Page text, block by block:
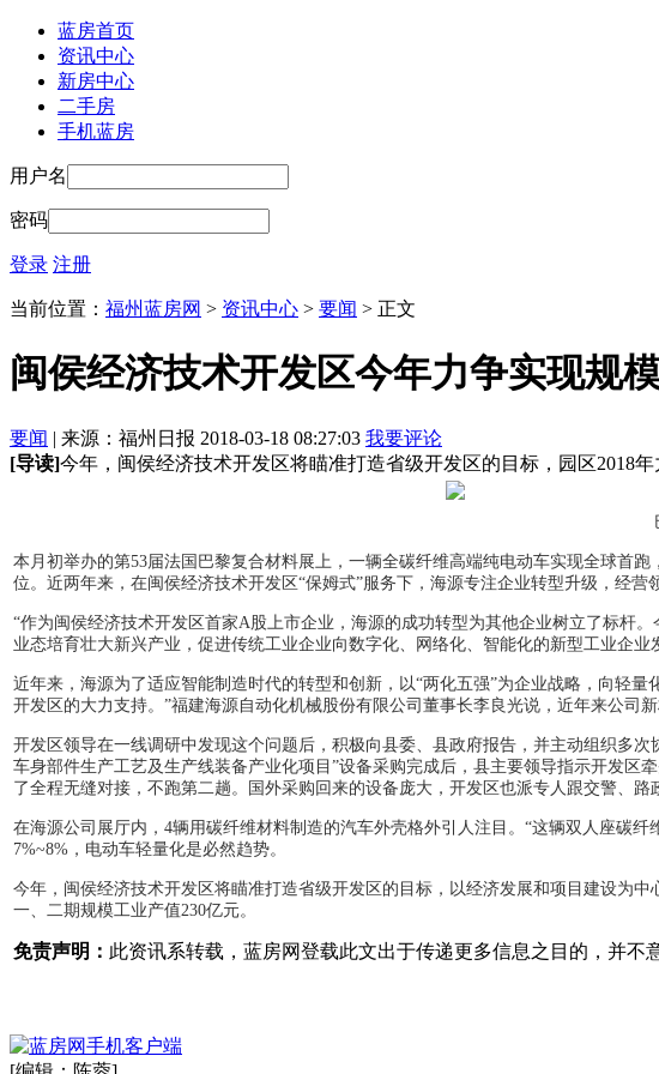
蓝房首页
资讯中心
新房中心
二手房
手机蓝房
用户名
密码
登录 注册
当前位置： 福州蓝房网 > 资讯中心 > 要闻 > 正文
闽侯经济技术开发区今年力争实现规
要闻 | 来源：福州日报 2018-03-18 08:27:03 我要评论
[导读]今年，闽侯经济技术开发区将瞄准打造省级开发区的目标，园区2018
本月初举办的第53届法国巴黎复合材料展上，一辆全碳纤维高端纯电动车实现全球首
位。近两年来，在闽侯经济技术开发区“保姆式”服务下，海源专注企业转型升级，经
“作为闽侯经济技术开发区首家A股上市企业，海源的成功转型为其他企业树立了标杆
业态培育壮大新兴产业，促进传统工业企业向数字化、网络化、智能化的新型工业企业
近年来，海源为了适应智能制造时代的转型和创新，以“两化五强”为企业战略，向轻
开发区的大力支持。”福建海源自动化机械股份有限公司董事长李良光说，近年来公司
开发区领导在一线调研中发现这个问题后，积极向县委、县政府报告，并主动组织多
车身部件生产工艺及生产线装备产业化项目”设备采购完成后，县主要领导指示开发区
了全程无缝对接，不跑第二趟。国外采购回来的设备庞大，开发区也派专人跟交警、
在海源公司展厅内，4辆用碳纤维材料制造的汽车外壳格外引人注目。“这辆双人座碳
7%~8%，电动车轻量化是必然趋势。
今年，闽侯经济技术开发区将瞄准打造省级开发区的目标，以经济发展和项目建设为
一、二期规模工业产值230亿元。
免责声明： 此资讯系转载，蓝房网登载此文出于传递更多信息之目的，并不